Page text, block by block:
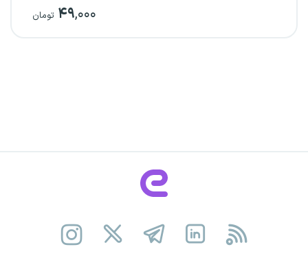
۴۹,۰۰۰ تومان